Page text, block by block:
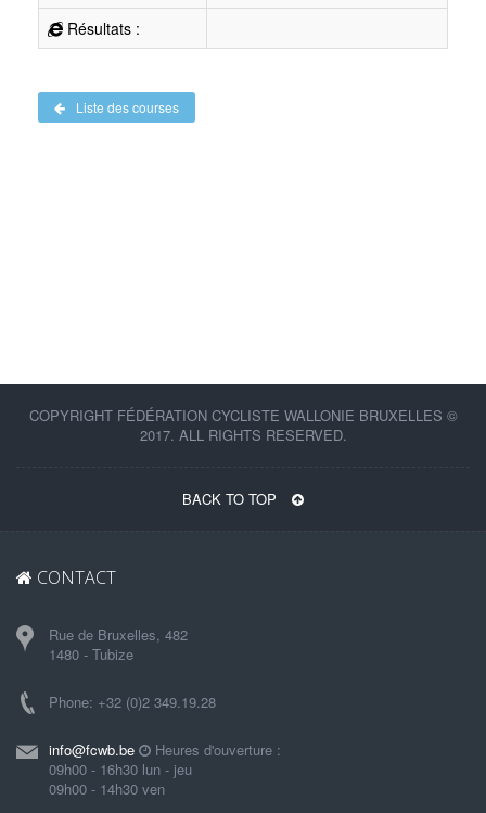
Résultats :
Liste des courses
COPYRIGHT FÉDÉRATION CYCLISTE WALLONIE BRUXELLES ©
2017. ALL RIGHTS RESERVED.
BACK TO TOP
CONTACT
Rue de Bruxelles, 482
1480 - Tubize
Phone: +32 (0)2 349.19.28
info@fcwb.be
Heures d'ouverture :
09h00 - 16h30 lun - jeu
09h00 - 14h30 ven